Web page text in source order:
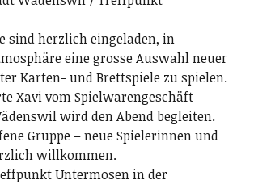
sind herzlich eingeladen, in
eine grosse Auswahl neuer
Karten- und Brettspiele zu spielen.
Xavi vom Spielwarengeschäft
wird den Abend begleiten.
Gruppe – neue Spielerinnen und
willkommen.
Untermosen in der